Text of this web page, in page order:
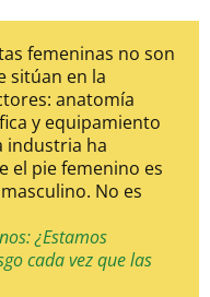
femeninas no son
sitúan en la
anatomía
y equipamiento
industria ha
el pie femenino es
No es
¿Estamos
cada vez que las